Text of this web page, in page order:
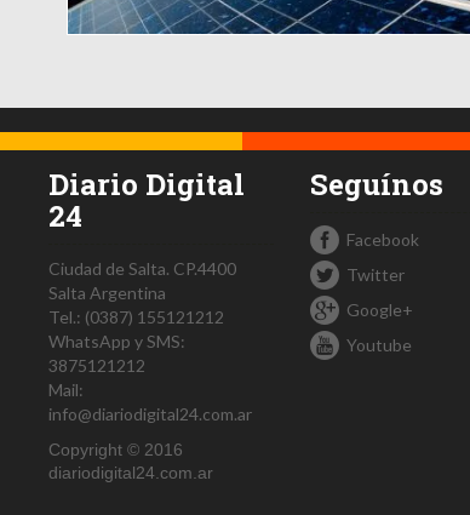
Diario Digital
24
Ciudad de Salta. CP.4400
Salta Argentina
Tel.: (0387) 155121212
WhatsApp y SMS:
3875121212
Mail:
info@diariodigital24.com.ar
Copyright © 2016
diariodigital24.com.ar
Seguínos
Facebook
Twitter
Google+
Youtube